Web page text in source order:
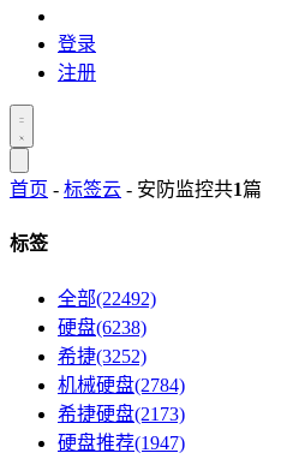
登录
注册
首页 - 标签云 - 安防监控共1篇
标签
全部(22492)
硬盘(6238)
希捷(3252)
机械硬盘(2784)
希捷硬盘(2173)
硬盘推荐(1947)